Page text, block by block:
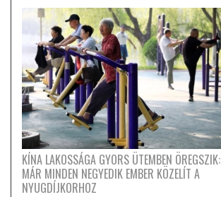
KÍNA LAKOSSÁGA GYORS ÜTEMBEN ÖREGSZIK:
MÁR MINDEN NEGYEDIK EMBER KÖZELÍT A
NYUGDÍJKORHOZ